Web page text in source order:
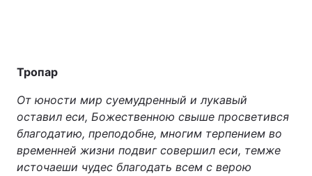
Тропар
От юности мир суемудренный и лукавый
оставил еси, Божественною свыше просветився
благодатию, преподобне, многим терпением во
временней жизни подвиг совершил еси, темже
источаеши чудес благодать всем с верою